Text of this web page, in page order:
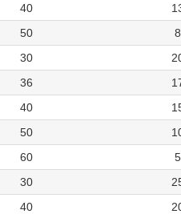
40
50
8
30
36
40
50
60
5
30
40